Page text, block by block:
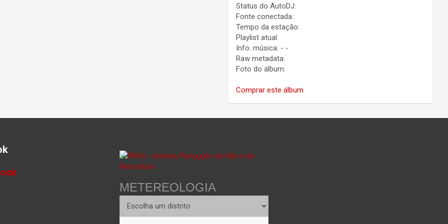
Status do AutoDJ:
Fonte conectada.:
Tempo da estação:
Playlist atual:
Info. música: - -
Raw metadata:
Foto do álbum:
Comprar este álbum
METEREOLOGIA